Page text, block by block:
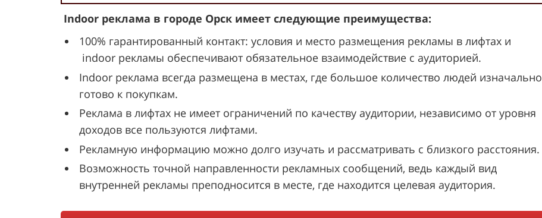
Indoor реклама в городе Орск имеет следующие преимущества:
100% гарантированный контакт: условия и место размещения рекламы в лифтах и
indoor рекламы обеспечивают обязательное взаимодействие с аудиторией.
Indoor реклама всегда размещена в местах, где большое количество людей изначально
готово к покупкам.
Реклама в лифтах не имеет ограничений по качеству аудитории, независимо от уровня
доходов все пользуются лифтами.
Рекламную информацию можно долго изучать и рассматривать с близкого расстояния.
Возможность точной направленности рекламных сообщений, ведь каждый вид
внутренней рекламы преподносится в месте, где находится целевая аудитория.